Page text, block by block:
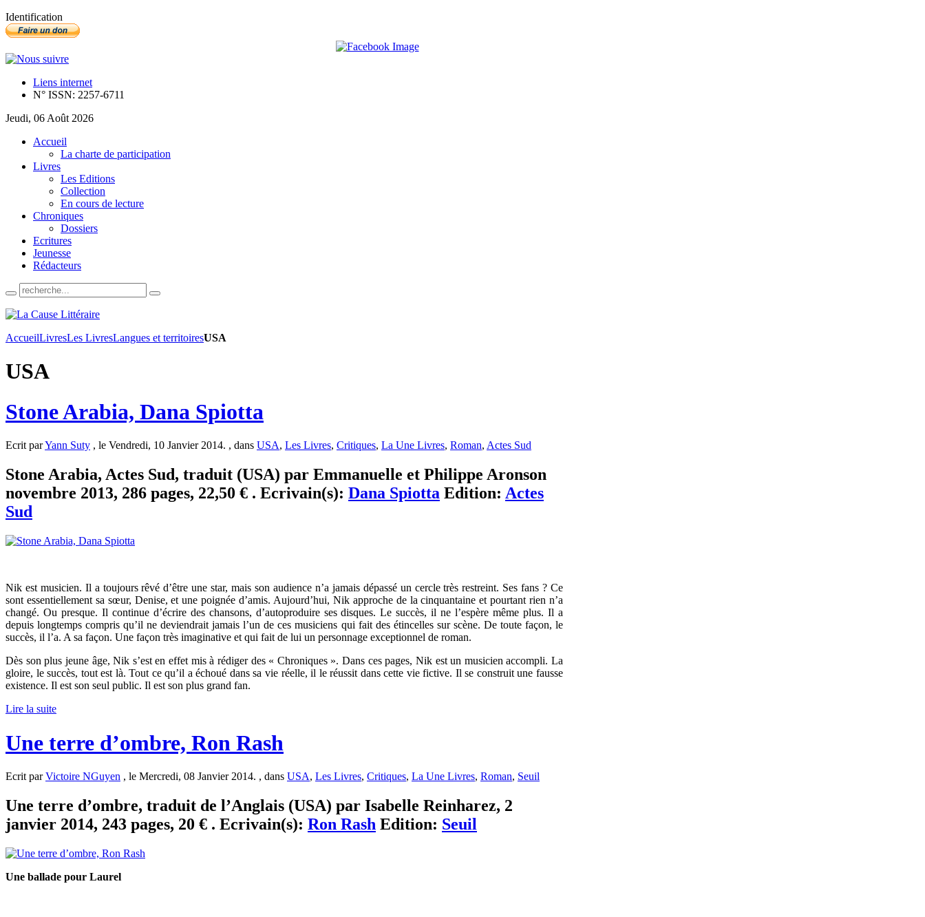
Identification
Liens internet
N° ISSN: 2257-6711
Jeudi, 06 Août 2026
Accueil
La charte de participation
Livres
Les Editions
Collection
En cours de lecture
Chroniques
Dossiers
Ecritures
Jeunesse
Rédacteurs
AccueilLivresLes LivresLangues et territoiresUSA
USA
Stone Arabia, Dana Spiotta
Ecrit parYann Suty , le Vendredi, 10 Janvier 2014. , dans USA, Les Livres, Critiques, La Une Livres, Roman, Actes Sud
Stone Arabia, Actes Sud, traduit (USA) par Emmanuelle et Philippe Aronson
novembre 2013, 286 pages, 22,50 € . Ecrivain(s): Dana Spiotta Edition: Actes
Sud
Nik est musicien. Il a toujours rêvé d’être une star, mais son audience n’a jamais dépassé un cercle très restreint. Ses fans ? Ce
sont essentiellement sa sœur, Denise, et une poignée d’amis. Aujourd’hui, Nik approche de la cinquantaine et pourtant rien n’a
changé. Ou presque. Il continue d’écrire des chansons, d’autoproduire ses disques. Le succès, il ne l’espère même plus. Il a
depuis longtemps compris qu’il ne deviendrait jamais l’un de ces musiciens qui fait des étincelles sur scène. De toute façon, le
succès, il l’a. A sa façon. Une façon très imaginative et qui fait de lui un personnage exceptionnel de roman.
Dès son plus jeune âge, Nik s’est en effet mis à rédiger des « Chroniques ». Dans ces pages, Nik est un musicien accompli. La
gloire, le succès, tout est là. Tout ce qu’il a échoué dans sa vie réelle, il le réussit dans cette vie fictive. Il se construit une fausse
existence. Il est son seul public. Il est son plus grand fan.
Lire la suite
Une terre d’ombre, Ron Rash
Ecrit parVictoire NGuyen , le Mercredi, 08 Janvier 2014. , dans USA, Les Livres, Critiques, La Une Livres, Roman, Seuil
Une terre d’ombre, traduit de l’Anglais (USA) par Isabelle Reinharez, 2
janvier 2014, 243 pages, 20 € . Ecrivain(s): Ron Rash Edition: Seuil
Une ballade pour Laurel